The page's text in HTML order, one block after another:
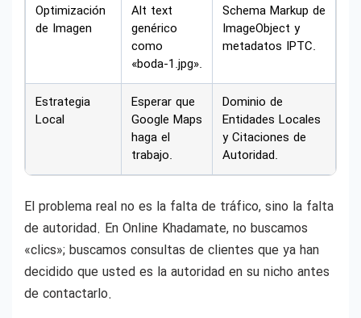
Optimización
de Imagen
Alt text
genérico
como
«boda-1.jpg».
Schema Markup de
ImageObject y
metadatos IPTC.
Estrategia
Local
Esperar que
Google Maps
haga el
trabajo.
Dominio de
Entidades Locales
y Citaciones de
Autoridad.
El problema real no es la falta de tráfico, sino la falta
de autoridad. En Online Khadamate, no buscamos
«clics»; buscamos consultas de clientes que ya han
decidido que usted es la autoridad en su nicho antes
de contactarlo.